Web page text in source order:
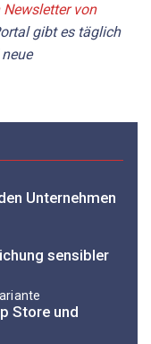
von
gibt es täglich
Unternehmen
sensibler
Store und